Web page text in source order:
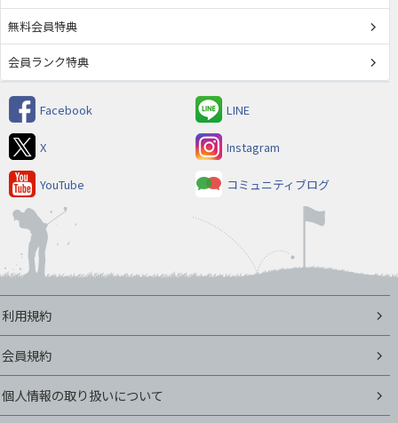
無料会員特典
会員ランク特典
Facebook LINE
X Instagram
YouTube コミュニティブログ
利用規約
会員規約
個人情報の取り扱いについて